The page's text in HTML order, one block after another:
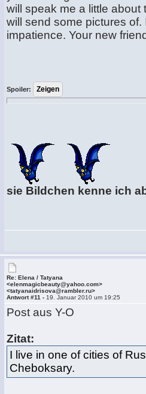
will speak me a little
will send some pictures
impatience. Your new
Spoiler:
sie Bildchen kenne ich
Re: Elena / Tatyana
<elenmagicbeauty@yahoo.com>
<tatyanaidrisova@rambler.ru>
Antwort #11 - 19. Januar 2010 um 19:25
Post aus Y-O
Zitat:
I live in one of cities of
Cheboksary.